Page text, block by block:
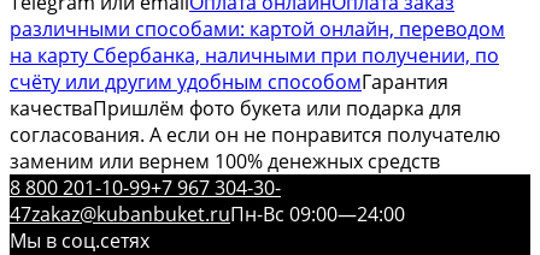
различными способами: картой онлайн, переводом
на карту Сбербанка, наличными при получении, по
счёту или другим удобным способомГарантия
качестваПришлём фото букета или подарка для
согласования. А если он не понравится получателю
заменим или вернем 100% денежных средств
8 800 201-10-99+7 967 304-30-
47zakaz@kubanbuket.ruПн-Вс 09:00—24:00
Мы в соц.сетях